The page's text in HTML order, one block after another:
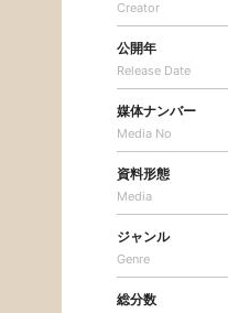
Creator
公開年
Release Date
媒体ナンバー
Media No
資料形態
Media
ジャンル
Genre
総分数